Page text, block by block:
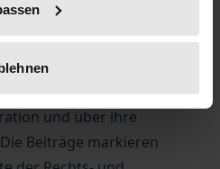
der wünschenswerten
gibt aus der Sicht der
über die Grundfragen
und über ihre
Beiträge markieren